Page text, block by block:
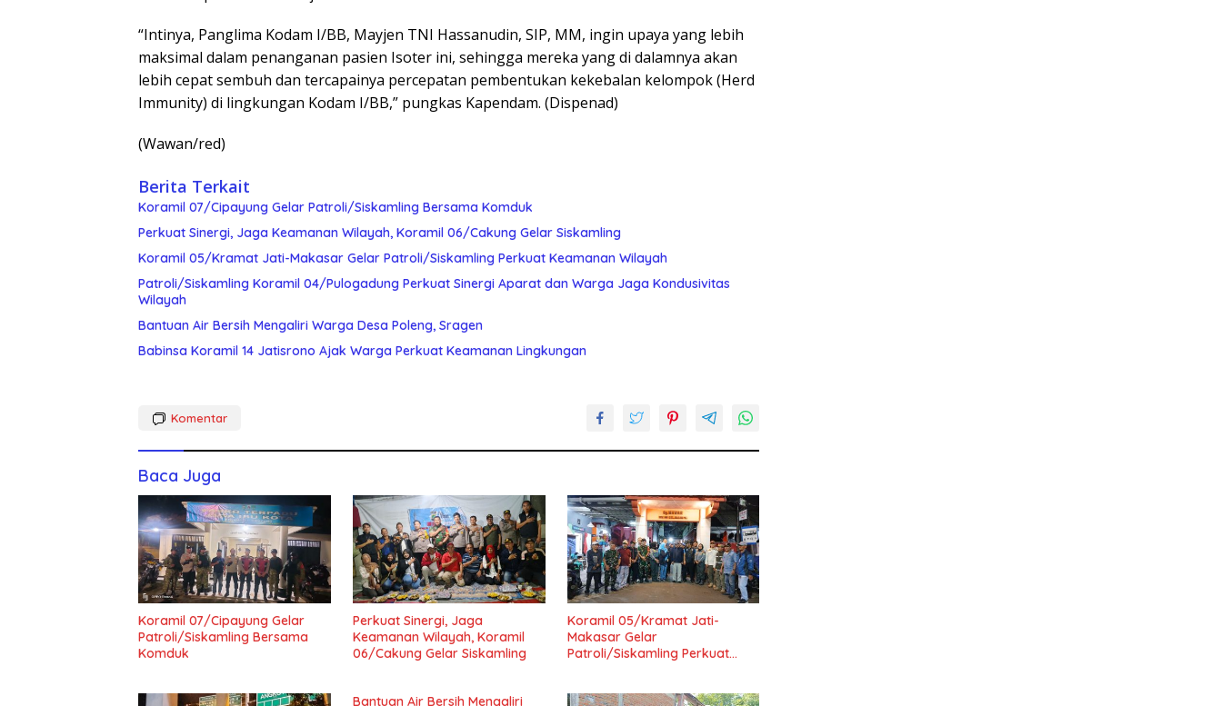
“Intinya, Panglima Kodam I/BB, Mayjen TNI Hassanudin, SIP, MM, ingin upaya yang lebih
maksimal dalam penanganan pasien Isoter ini, sehingga mereka yang di dalamnya akan
lebih cepat sembuh dan tercapainya percepatan pembentukan kekebalan kelompok (Herd
Immunity) di lingkungan Kodam I/BB,” pungkas Kapendam. (Dispenad)
(Wawan/red)
Berita Terkait
Koramil 07/Cipayung Gelar Patroli/Siskamling Bersama Komduk
Perkuat Sinergi, Jaga Keamanan Wilayah, Koramil 06/Cakung Gelar Siskamling
Koramil 05/Kramat Jati-Makasar Gelar Patroli/Siskamling Perkuat Keamanan Wilayah
Patroli/Siskamling Koramil 04/Pulogadung Perkuat Sinergi Aparat dan Warga Jaga Kondusivitas
Wilayah
Bantuan Air Bersih Mengaliri Warga Desa Poleng, Sragen
Babinsa Koramil 14 Jatisrono Ajak Warga Perkuat Keamanan Lingkungan
Komentar
Baca Juga
Koramil 07/Cipayung Gelar
Patroli/Siskamling Bersama
Komduk
Perkuat Sinergi, Jaga
Keamanan Wilayah, Koramil
06/Cakung Gelar Siskamling
Koramil 05/Kramat Jati-
Makasar Gelar
Patroli/Siskamling Perkuat
Bantuan Air Bersih Mengaliri